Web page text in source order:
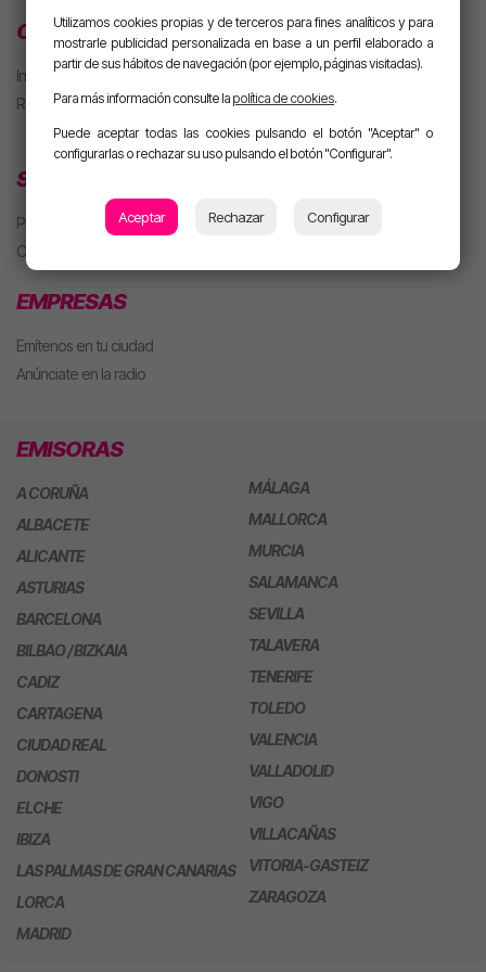
CLUB MOTIVA
Iniciar sesión
Regístrate
SECCIONES
Playlist
Concursos
EMPRESAS
Emítenos en tu ciudad
Anúnciate en la radio
EMISORAS
A CORUÑA
ALBACETE
ALICANTE
ASTURIAS
BARCELONA
BILBAO / BIZKAIA
CADIZ
CARTAGENA
CIUDAD REAL
DONOSTI
ELCHE
IBIZA
LAS PALMAS DE GRAN CANARIAS
LORCA
MADRID
MÁLAGA
MALLORCA
MURCIA
SALAMANCA
SEVILLA
TALAVERA
TENERIFE
TOLEDO
VALENCIA
VALLADOLID
VIGO
VILLACAÑAS
VITORIA-GASTEIZ
ZARAGOZA
Utilizamos cookies propias y de terceros para fines analíticos y para
mostrarle publicidad personalizada en base a un perfil elaborado a
partir de sus hábitos de navegación (por ejemplo, páginas visitadas).
Para más información consulte la política de cookies.
Puede aceptar todas las cookies pulsando el botón "Aceptar" o
configurarlas o rechazar su uso pulsando el botón "Configurar".
Aceptar Rechazar Configurar